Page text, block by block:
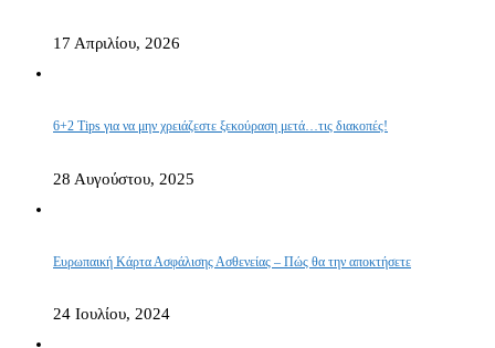
17 Απριλίου, 2026
6+2 Tips για να μην χρειάζεστε ξεκούραση μετά…τις διακοπές!
28 Αυγούστου, 2025
Ευρωπαική Κάρτα Ασφάλισης Ασθενείας – Πώς θα την αποκτήσετε
24 Ιουλίου, 2024